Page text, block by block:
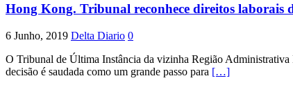
Hong Kong. Tribunal reconhece direitos laborais
6 Junho, 2019 Delta Diario 0
O Tribunal de Última Instância da vizinha Região Administrativa
decisão é saudada como um grande passo para […]